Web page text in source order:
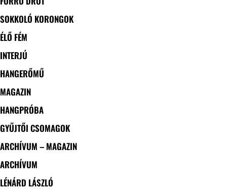
SOKKOLÓ KORONGOK
ÉLŐ FÉM
INTERJÚ
HANGERŐMŰ
MAGAZIN
HANGPRÓBA
GYŰJTŐI CSOMAGOK
ARCHÍVUM – MAGAZIN
ARCHÍVUM
LÉNÁRD LÁSZLÓ